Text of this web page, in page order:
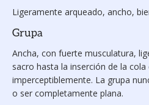
Ligeramente arqueado, ancho,
Grupa
Ancha, con fuerte musculatura,
sacro hasta la inserción de la
impercepti­blemente. La grupa
o ser completamente plana.